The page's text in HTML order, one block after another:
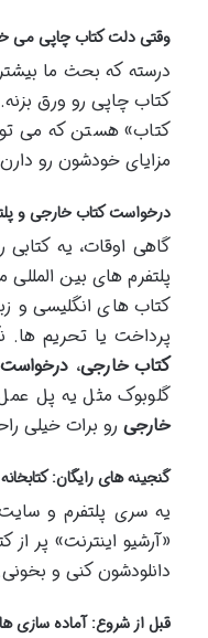
وقتی دلت کتاب چاپی می
درسته که بحث ما
کتاب چاپی رو ورق
کتاب» هستن که می
مزایای خودشون رو
درخواست کتاب خارجی و
گاهی اوقات، یه
پلتفرم های بین
کتاب های انگلیسی و
پرداخت یا تحریم ها.
کتاب خارجی،
گلوبوک مثل یه پل
خارجی رو برات خیلی
گنجینه های رایگان:
یه سری پلتفرم و
«آرشیو اینترنت» پر
دانلودشون کنی و
قبل از شروع: آماده سازی